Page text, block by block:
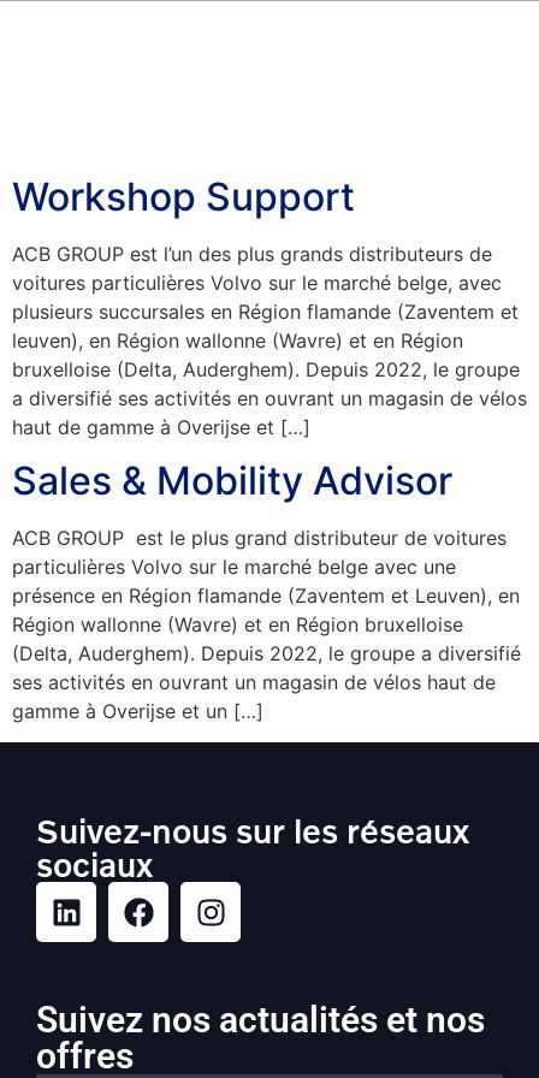
Workshop Support
ACB GROUP est l’un des plus grands distributeurs de
voitures particulières Volvo sur le marché belge, avec
plusieurs succursales en Région flamande (Zaventem et
leuven), en Région wallonne (Wavre) et en Région
bruxelloise (Delta, Auderghem). Depuis 2022, le groupe
a diversifié ses activités en ouvrant un magasin de vélos
haut de gamme à Overijse et […]
Sales & Mobility Advisor
ACB GROUP est le plus grand distributeur de voitures
particulières Volvo sur le marché belge avec une
présence en Région flamande (Zaventem et Leuven), en
Région wallonne (Wavre) et en Région bruxelloise
(Delta, Auderghem). Depuis 2022, le groupe a diversifié
ses activités en ouvrant un magasin de vélos haut de
gamme à Overijse et un […]
Suivez-nous sur les réseaux
sociaux
Suivez nos actualités et nos
offres